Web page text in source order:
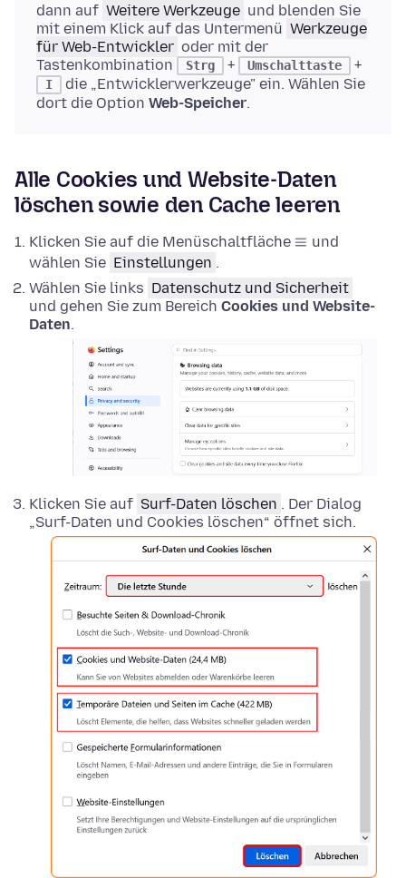
dann auf Weitere Werkzeuge und blenden Sie
mit einem Klick auf das Untermenü Werkzeuge
für Web-Entwickler oder mit der
Tastenkombination
Strg + Umschalttaste +
I
die „Entwicklerwerkzeuge" ein. Wählen Sie
dort die Option Web-Speicher.
Alle Cookies und Website-Daten
löschen sowie den Cache leeren
Klicken Sie auf die Menüschaltfläche
und
wählen Sie Einstellungen .
Wählen Sie links Datenschutz und Sicherheit
und gehen Sie zum Bereich Cookies und Website-
Daten.
Klicken Sie auf Surf-Daten löschen . Der Dialog
„Surf-Daten und Cookies löschen“ öffnet sich.